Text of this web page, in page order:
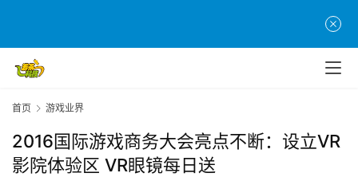
首页 游戏业界
2016国际游戏商务大会亮点不断：设立VR
影院体验区 VR眼镜每日送